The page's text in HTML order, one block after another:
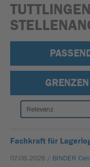
Fachkraft für
07.08.2026 / BINDER